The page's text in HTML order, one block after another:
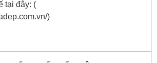
tại đây: (
)